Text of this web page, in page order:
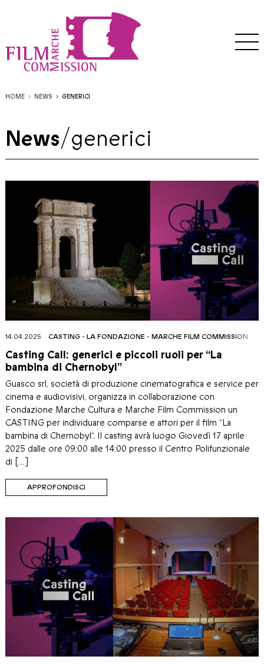
HOME NEWS GENERICI
News/generici
14.04.2025 CASTING - LA FONDAZIONE - MARCHE FILM COMMISSION
Casting Call: generici e piccoli ruoli per “La
bambina di Chernobyl”
Guasco srl, società di produzione cinematografica e service per
cinema e audiovisivi, organizza in collaborazione con
Fondazione Marche Cultura e Marche Film Commission un
CASTING per individuare comparse e attori per il film “La
bambina di Chernobyl“. Il casting avrà luogo Giovedì 17 aprile
2025 dalle ore 09:00 alle 14:00 presso il Centro Polifunzionale
di […]
APPROFONDISCI